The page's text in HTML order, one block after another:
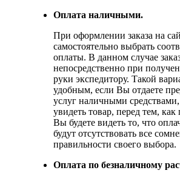
Оплата наличными.
При оформлении заказа на
самостоятельно выбрать
оплаты. В данном случае
непосредственно при
руки экспедитору. Такой
удобным, если Вы отдаете
услуг наличными
увидеть товар, перед тем, как
Вы будете видеть то, что
будут отсутствовать все
правильности своего выбора.
Оплата по безналичному